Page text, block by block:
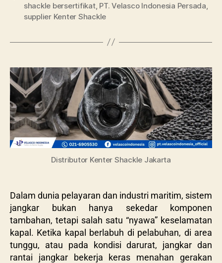
shackle bersertifikat, PT. Velasco Indonesia Persada,
supplier Kenter Shackle
Distributor Kenter Shackle Jakarta
Dalam dunia pelayaran dan industri maritim, sistem
jangkar bukan hanya sekedar komponen
tambahan, tetapi salah satu “nyawa” keselamatan
kapal. Ketika kapal berlabuh di pelabuhan, di area
tunggu, atau pada kondisi darurat, jangkar dan
rantai jangkar bekerja keras menahan gerakan